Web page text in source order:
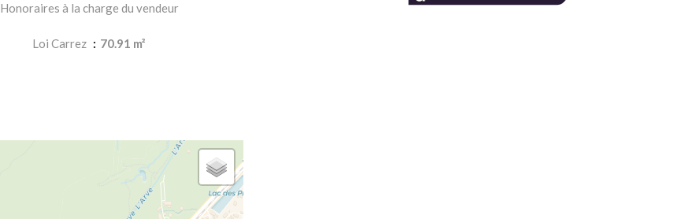
Honoraires à la charge du vendeur
Loi Carrez 70.91 m²